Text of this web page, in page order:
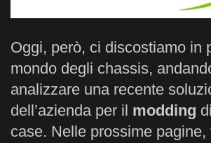
Oggi, però, ci discostiamo in
mondo degli chassis,
analizzare una recente
dell’azienda per il modding
case. Nelle prossime